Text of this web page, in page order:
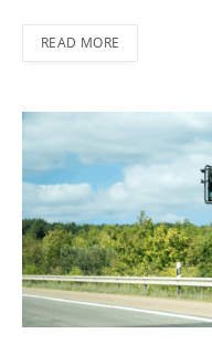
READ MORE